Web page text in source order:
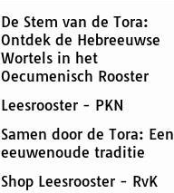
De Stem van de Tora:
Ontdek de Hebreeuwse
Wortels in het
Oecumenisch Rooster
Leesrooster - PKN
Samen door de Tora: Een
eeuwenoude traditie
Shop Leesrooster - RvK